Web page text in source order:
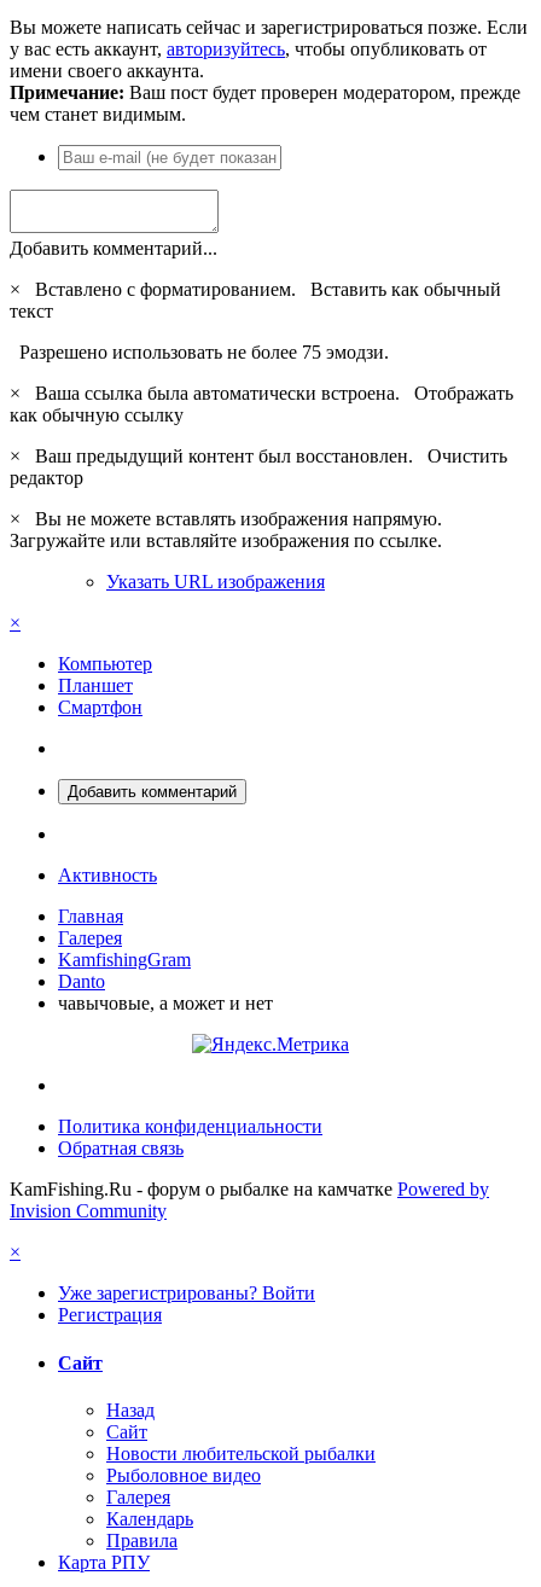
Вы можете написать сейчас и зарегистрироваться позже. Если
у вас есть аккаунт, авторизуйтесь, чтобы опубликовать от
имени своего аккаунта.
Примечание: Ваш пост будет проверен модератором, прежде
чем станет видимым.
Добавить комментарий...
×
Вставлено с форматированием. Вставить как обычный
текст
Разрешено использовать не более 75 эмодзи.
×
Ваша ссылка была автоматически встроена. Отображать
как обычную ссылку
×
Ваш предыдущий контент был восстановлен. Очистить
редактор
×
Вы не можете вставлять изображения напрямую.
Загружайте или вставляйте изображения по ссылке.
Указать URL изображения
×
Компьютер
Планшет
Смартфон
Добавить комментарий
Активность
Главная
Галерея
KamfishingGram
Danto
чавычовые, а может и нет
Политика конфиденциальности
Обратная связь
KamFishing.Ru - форум о рыбалке на камчатке Powered by
Invision Community
×
Уже зарегистрированы? Войти
Регистрация
Сайт
Назад
Сайт
Новости любительской рыбалки
Рыболовное видео
Галерея
Календарь
Правила
Карта РПУ